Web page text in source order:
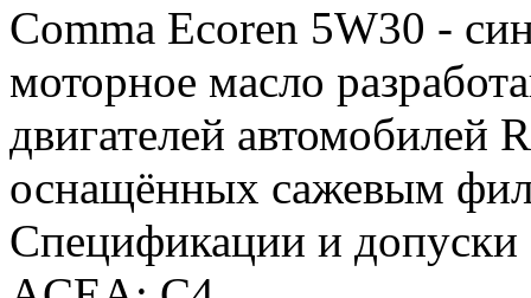
Comma Ecoren 5W30 -
моторное масло
двигателей автомобилей
оснащённых сажевым
Спецификации и допуски